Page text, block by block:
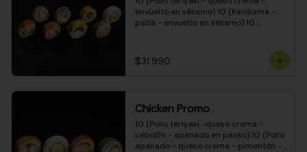
envuelto en sésamo) 10 (Kanikama -
palta - envuelto en sésamo) 10
envuelto en queso crema) 10
(Camarón - queso crema - cebollín -
teriyaki - queso crema - cebollín -
envuelto en masa tempura) 10
(Pimentón - queso crema - cebollín -
envuelto en masa tempura)
$31.990
Chicken Promo
10 (Pollo teriyaki -queso crema -
cebollín - apanado en panko) 10 (Pollo
apanado - queso crema - pimentón -